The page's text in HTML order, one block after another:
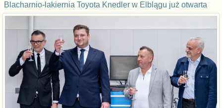
Blacharnio-lakiernia Toyota Knedler w Elblągu już otwarta